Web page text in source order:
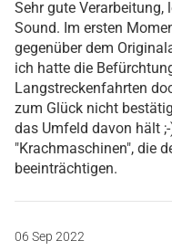
Sehr gute Verarbeitung,
Sound. Im ersten
gegenüber dem
ich hatte die
Langstreckenfahrten
zum Glück nicht
das Umfeld davon hält
"Krachmaschinen", die
beeinträchtigen.
06 Sep 2022